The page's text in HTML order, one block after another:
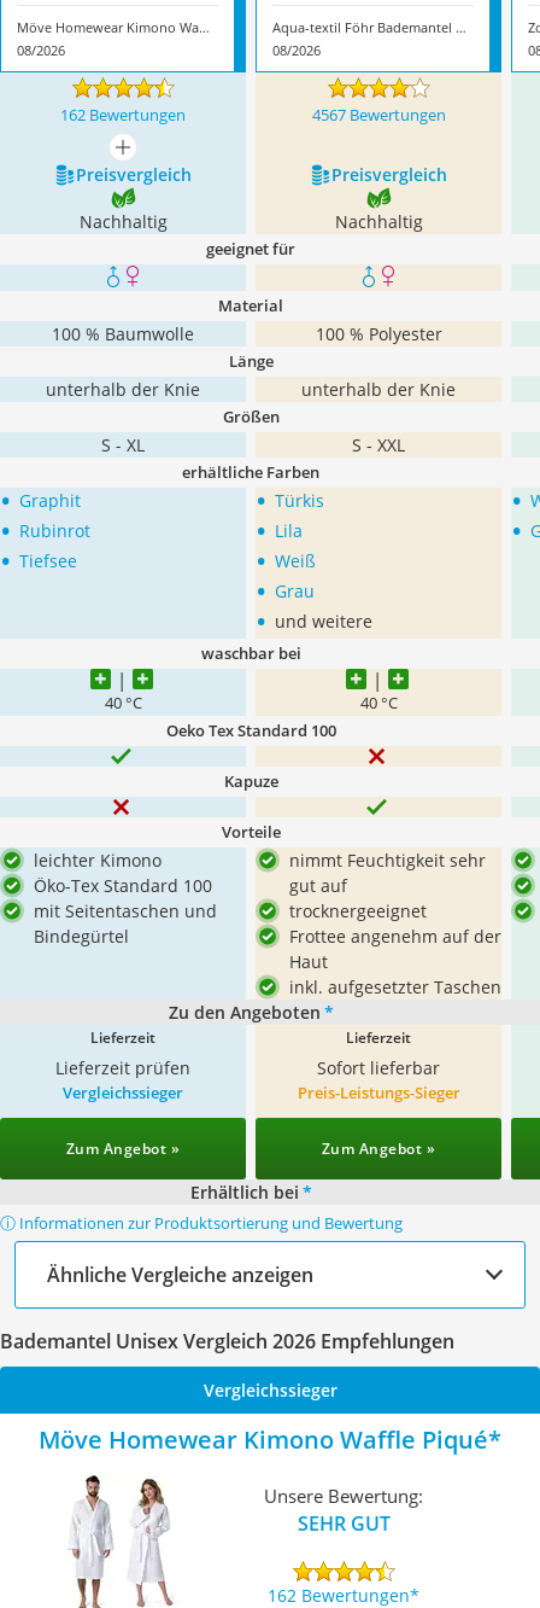
Möve Homewear Kimono Waffle Piqué
08/2026
Aqua-textil Föhr Bademantel mit Kapuze
08/2026
162 Bewertungen 4567 Bewertungen
mehr anzeigen
Preis­vergleich
Preis­vergleich
Nachhaltig Nachhaltig
geeignet für
Material
100 % Baumwolle 100 % Polyester
Länge
unterhalb der Knie unterhalb der Knie
Größen
S - XL S - XXL
erhältliche Farben
• Graphit
• Rubinrot
• Tiefsee
• Türkis
• Lila
• Weiß
• Grau
• und weitere
•
•
waschbar bei
40 °C 40 °C
Oeko Tex Standard 100
Kapuze
Vorteile
leichter Kimono
Öko-Tex Standard 100
mit Seitentaschen und
Bindegürtel
nimmt Feuchtigkeit sehr
gut auf
trocknergeeignet
Frottee angenehm auf der
Haut
inkl. aufgesetzter Taschen
Zu den Angeboten *
Lieferzeit
Lieferzeit prüfen
Lieferzeit
Sofort lieferbar
Vergleichssieger
Zum Angebot »
Preis-Leistungs-Sieger
Zum Angebot »
Erhältlich bei *
ⓘ Informationen zur Produktsortierung und Bewertung
Ähnliche Vergleiche anzeigen
Bademantel Unisex Vergleich 2026 Empfehlungen
Vergleichssieger
Möve Homewear Kimono Waffle Piqué
Unsere Bewertung:
SEHR GUT
162 Bewertungen